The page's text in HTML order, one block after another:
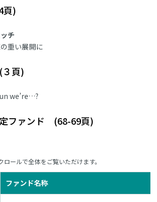
)
チ
重い展開に
頁)
we’re…?
ファンド (68-69頁)
ロールで全体をご覧いただけます。
ファンド名称